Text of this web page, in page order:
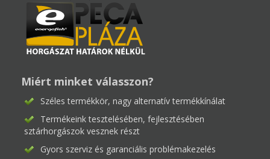
Miért minket válasszon?
Széles termékkör, nagy alternatív termékkínálat
Termékeink tesztelésében, fejlesztésében
sztárhorgászok vesznek részt
Gyors szerviz és garanciális problémakezelés